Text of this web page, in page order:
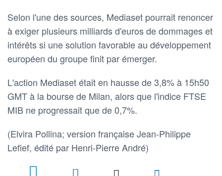
Selon l'une des sources, Mediaset pourrait renoncer
à exiger plusieurs milliards d'euros de dommages et
intérêts si une solution favorable au développement
européen du groupe finit par émerger.
L'action Mediaset était en hausse de 3,8% à 15h50
GMT à la bourse de Milan, alors que l'indice FTSE
MIB ne progressait que de 0,7%.
(Elvira Pollina; version française Jean-Philippe
Lefief, édité par Henri-Pierre André)